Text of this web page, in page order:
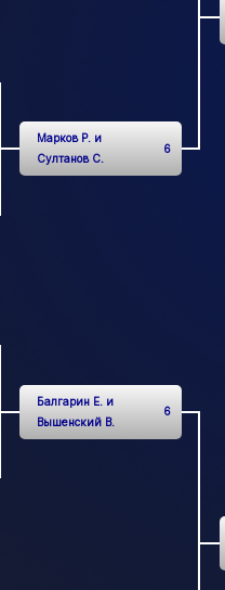
Марков Р. и
Султанов С.
6
Балгарин Е. и
Вышенский В.
6